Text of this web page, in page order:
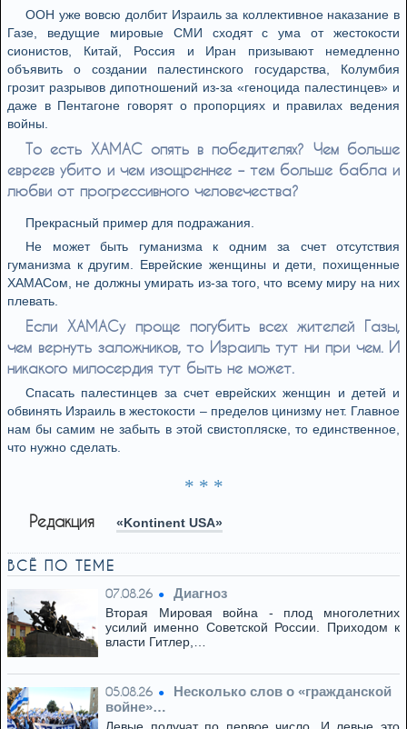
ООН уже вовсю долбит Израиль за коллективное наказание в
Газе, ведущие мировые СМИ сходят с ума от жестокости
сионистов, Китай, Россия и Иран призывают немедленно
объявить о создании палестинского государства, Колумбия
грозит разрывов дипотношений из-за «геноцида палестинцев» и
даже в Пентагоне говорят о пропорциях и правилах ведения
войны.
То есть ХАМАС опять в победителях? Чем больше
евреев убито и чем изощреннее – тем больше бабла и
любви от прогрессивного человечества?
Прекрасный пример для подражания.
Не может быть гуманизма к одним за счет отсутствия
гуманизма к другим. Еврейские женщины и дети, похищенные
ХАМАСом, не должны умирать из-за того, что всему миру на них
плевать.
Если ХАМАСу проще погубить всех жителей Газы,
чем вернуть заложников, то Израиль тут ни при чем. И
никакого милосердия тут быть не может.
Спасать палестинцев за счет еврейских женщин и детей и
обвинять Израиль в жестокости – пределов цинизму нет. Главное
нам бы самим не забыть в этой свистопляске, то единственное,
что нужно сделать.
* * *
Редакция «Kontinent USA»
ВСЁ ПО ТЕМЕ
07.08.26 Диагноз
Вторая Мировая война - плод многолетних
усилий именно Советской России. Приходом к
власти Гитлер,…
05.08.26
Несколько слов о «гражданской
войне»…